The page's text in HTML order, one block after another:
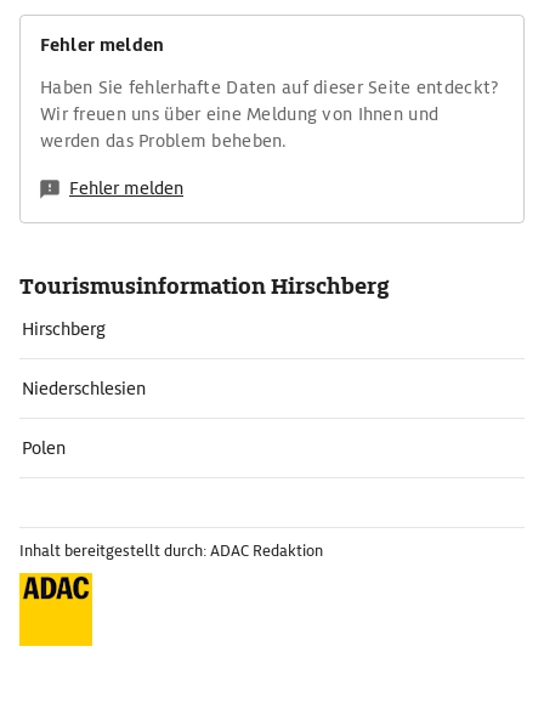
Fehler melden
Haben Sie fehlerhafte Daten auf dieser Seite entdeckt?
Wir freuen uns über eine Meldung von Ihnen und
werden das Problem beheben.
Fehler melden
Tourismusinformation Hirschberg
Hirschberg
Niederschlesien
Polen
Inhalt bereitgestellt durch: ADAC Redaktion